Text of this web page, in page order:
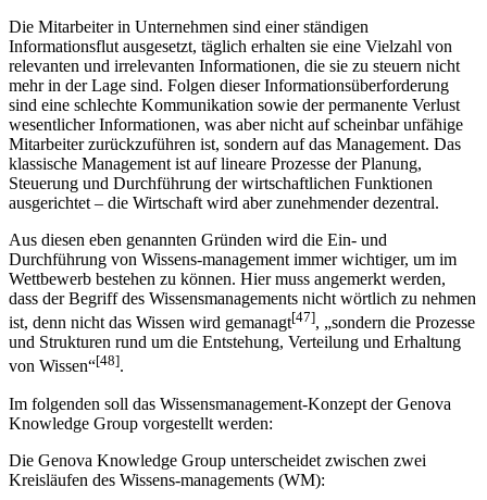
Die Mitarbeiter in Unternehmen sind einer ständigen
Informationsflut ausgesetzt, täglich erhalten sie eine Vielzahl von
relevanten und irrelevanten Informationen, die sie zu steuern nicht
mehr in der Lage sind. Folgen dieser Informationsüberforderung
sind eine schlechte Kommunikation sowie der permanente Verlust
wesentlicher Informationen, was aber nicht auf scheinbar unfähige
Mitarbeiter zurückzuführen ist, sondern auf das Management. Das
klassische Management ist auf lineare Prozesse der Planung,
Steuerung und Durchführung der wirtschaftlichen Funktionen
ausgerichtet – die Wirtschaft wird aber zunehmender dezentral.
Aus diesen eben genannten Gründen wird die Ein- und
Durchführung von Wissens-management immer wichtiger, um im
Wettbewerb bestehen zu können. Hier muss angemerkt werden,
dass der Begriff des Wissensmanagements nicht wörtlich zu nehmen
ist, denn nicht das Wissen wird gemanagt[47], „sondern die Prozesse
und Strukturen rund um die Entstehung, Verteilung und Erhaltung
von Wissen“[48].
Im folgenden soll das Wissensmanagement-Konzept der Genova
Knowledge Group vorgestellt werden:
Die Genova Knowledge Group unterscheidet zwischen zwei
Kreisläufen des Wissens-managements (WM):